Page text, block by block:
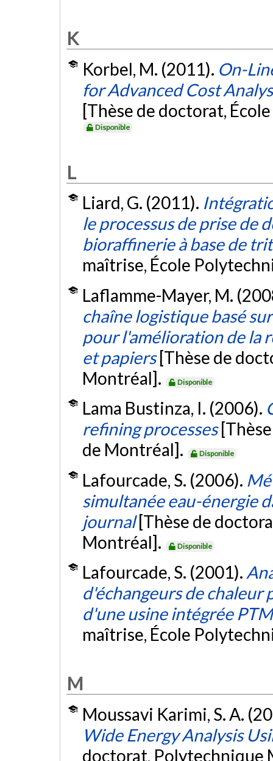
K
Korbel, M. (2011). On-
for Advanced Cost
[Thèse de doctorat,
Disponible
L
Liard, G. (2011).
le processus de prise de
bioraffinerie à base de
maîtrise, École
Laflamme-Mayer, M.
chaîne logistique basé
pour l'amélioration de la
et papiers [Thèse de
Montréal].
Disponible
Lama Bustinza, I. (2006).
refining processes
de Montréal].
Disponible
Lafourcade, S. (2006).
simultanée eau-énergie
journal [Thèse de
Montréal].
Disponible
Lafourcade, S. (2001).
d'échangeurs de
d'une usine intégrée
maîtrise, École
M
Moussavi Karimi, S. A.
Wide Energy Analysis
doctorat, Polytechnique